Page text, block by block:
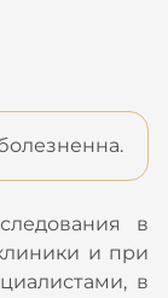
в
и при
в